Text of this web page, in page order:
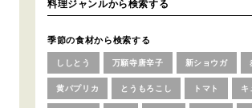
季節の食材から検索する
ししとう 万願寺唐辛子 新ショウガ
黄パプリカ とうもろこし トマト キ